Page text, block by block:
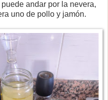
andar por la nevera,
uno de pollo y jamón.